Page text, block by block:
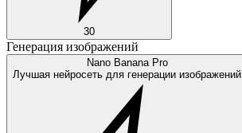
30
Генерация изображений
Nano Banana Pro
Лучшая нейросеть для генерации изображений